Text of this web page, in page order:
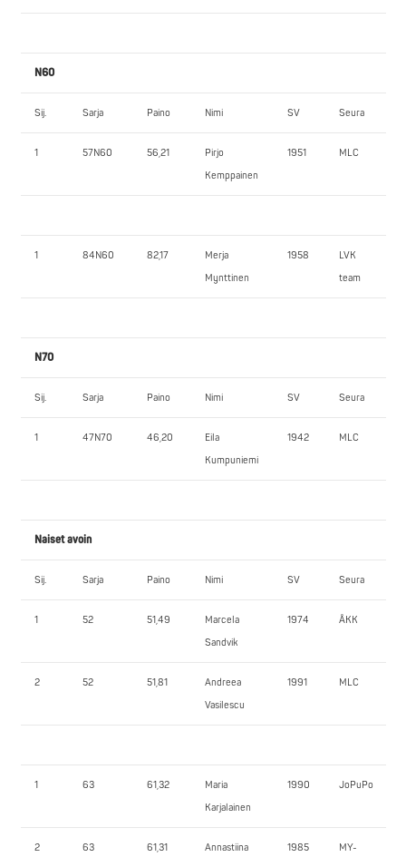
N60
Sij. Sarja Paino Nimi SV Seura
1 57N60 56,21
Pirjo
Kemppainen
1951 MLC
1 84N60 82,17
Merja
Mynttinen
1958
LVK
team
N70
Sij. Sarja Paino Nimi SV Seura
1 47N70 46,20
Eila
Kumpuniemi
1942 MLC
Naiset avoin
Sij. Sarja Paino Nimi SV Seura
1 52 51,49
Marcela
Sandvik
1974 ÅKK
2 52 51,81
Andreea
Vasilescu
1991 MLC
1 63 61,32
Maria
Karjalainen
1990 JoPuPo
2 63 61,31 Annastiina 1985 MY-